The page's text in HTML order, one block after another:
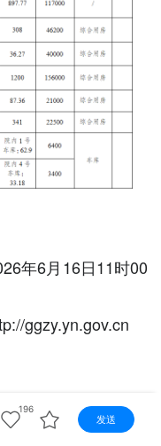
南县 富宁县
工作室 文山新闻
节目
年6月16日11时00
ggzy.yn.gov.cn
号（州委州政府办
196
发送